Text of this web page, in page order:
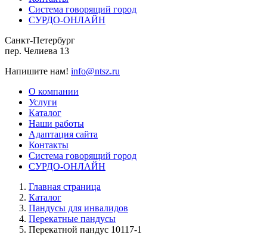
Система говорящий город
СУРДО-ОНЛАЙН
Санкт-Петербург
пер. Челиева 13
Напишите нам! info@ntsz.ru
О компании
Услуги
Каталог
Наши работы
Адаптация сайта
Контакты
Система говорящий город
СУРДО-ОНЛАЙН
Главная страница
Каталог
Пандусы для инвалидов
Перекатные пандусы
Перекатной пандус 10117-1